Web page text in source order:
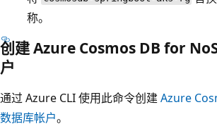
称。
创建 Azure Cosmos DB for
户
通过 Azure CLI 使用此命令创建Azure
数据库帐户。